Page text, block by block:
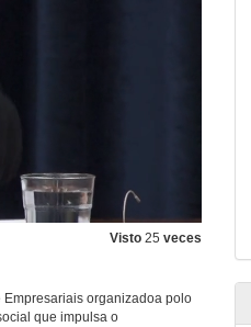
Visto 25 veces
organizadoa polo
que impulsa o